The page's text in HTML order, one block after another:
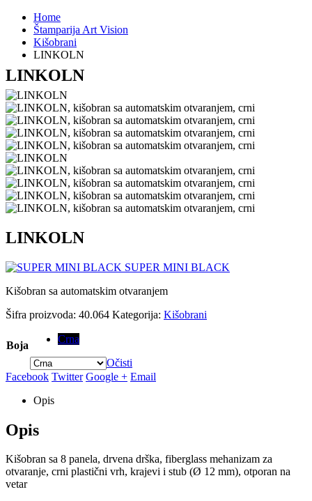
Home
Štamparija Art Vision
Kišobrani
LINKOLN
LINKOLN
LINKOLN
SUPER MINI BLACK
Kišobran sa automatskim otvaranjem
Šifra proizvoda: 40.064 Kategorija: Kišobrani
Boja
Crna
Očisti
Facebook Twitter Google + Email
Opis
Opis
Kišobran sa 8 panela, drvena drška, fiberglass mehanizam za
otvaranje, crni plastični vrh, krajevi i stub (Ø 12 mm), otporan na
vetar